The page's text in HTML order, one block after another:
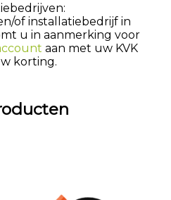
of installatiebedrijf in
u in aanmerking voor
aan met uw KVK
korting.